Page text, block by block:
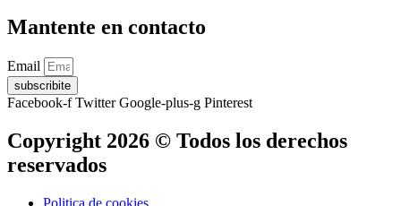
Mantente en contacto
Email
subscribite
Facebook-f Twitter Google-plus-g Pinterest
Copyright 2026 © Todos los derechos
reservados
Politica de cookies